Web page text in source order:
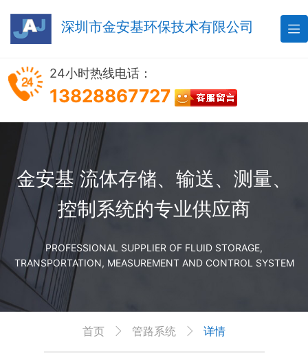
深圳市金安基环保技术有限公司 
24小时热线电话：
13828867727
金安基 流体存储、输送、测量、
控制系统的专业供应商
PROFESSIONAL SUPPLIER OF FLUID STORAGE,
TRANSPORTATION, MEASUREMENT AND CONTROL SYSTEM
首页  管路系统  详情